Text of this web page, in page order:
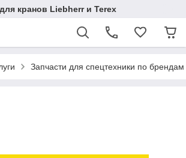
кранов Liebherr и Terex
Запчасти для спецтехники по брендам